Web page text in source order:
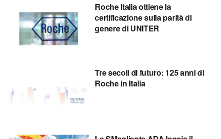
Roche Italia ottiene la
certificazione sulla parità di
genere di UNITER
Tre secoli di futuro: 125 anni di
Roche in Italia